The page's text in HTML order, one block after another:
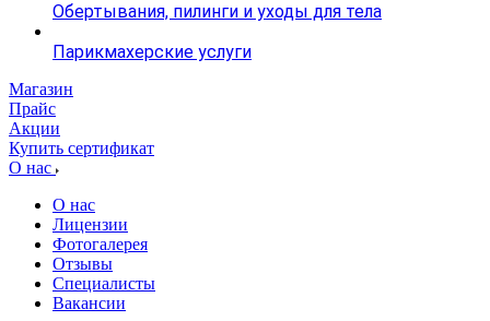
Обертывания, пилинги и уходы для тела
Парикмахерские услуги
Магазин
Прайс
Акции
Купить сертификат
О нас
О нас
Лицензии
Фотогалерея
Отзывы
Специалисты
Вакансии